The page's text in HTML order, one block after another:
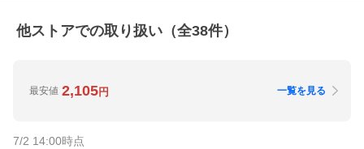
他ストアでの取り扱い（全38件）
最安値 2,105円 一覧を見る
7/2 14:00時点